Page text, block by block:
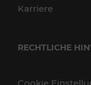
Karriere
RECHTLICHE